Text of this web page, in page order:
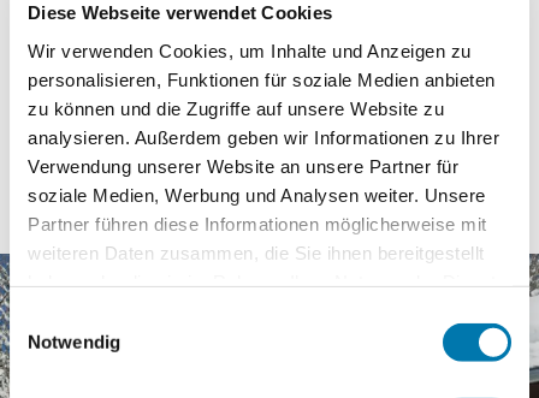
Diese Webseite verwendet Cookies
Wir verwenden Cookies, um Inhalte und Anzeigen zu
personalisieren, Funktionen für soziale Medien anbieten
zu können und die Zugriffe auf unsere Website zu
analysieren. Außerdem geben wir Informationen zu Ihrer
Verwendung unserer Website an unsere Partner für
soziale Medien, Werbung und Analysen weiter. Unsere
Partner führen diese Informationen möglicherweise mit
weiteren Daten zusammen, die Sie ihnen bereitgestellt
Einwilligungsauswahl
Notwendig
Mit der Chiemgau Karte gibt es pro
angefangener Urlaubswoche:
Schlittenverleih